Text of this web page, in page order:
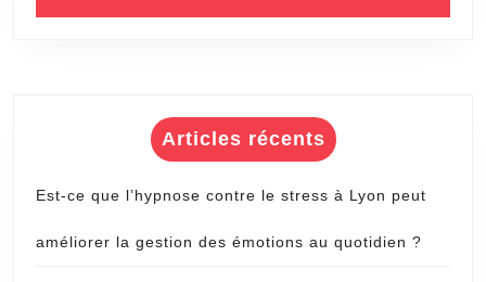
Articles récents
Est-ce que l’hypnose contre le stress à Lyon peut
améliorer la gestion des émotions au quotidien ?